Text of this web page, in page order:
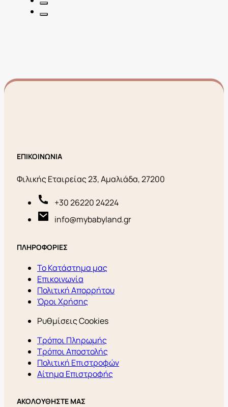
ΕΠΙΚΟΙΝΩΝΙΑ
Φιλικής Εταιρείας 23, Αμαλιάδα, 27200
+30 26220 24224
info@mybabyland.gr
ΠΛΗΡΟΦΟΡΙΕΣ
Το Κατάστημα μας
Επικοινωνία
Πολιτική Απορρήτου
Όροι Χρήσης
Ρυθμίσεις Cookies
Τρόποι Πληρωμής
Τρόποι Αποστολής
Πολιτική Επιστροφών
Αίτημα Επιστροφής
ΑΚΟΛΟΥΘΗΣΤΕ ΜΑΣ